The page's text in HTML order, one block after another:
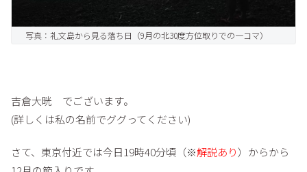
写真：礼文島から見る落ち日（9月の北30度方位取りでの一コマ）
吉倉大晄 でございます。
(詳しくは私の名前でググってください)
さて、東京付近では今日19時40分頃（※解説あり）からから